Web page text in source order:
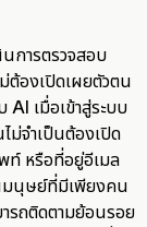
นการตรวจสอบ
ต้องเปิดเผยตัวตน
AI เมื่อเข้าสู่ระบบ
ม่จำเป็นต้องเปิด
ท์ หรือที่อยู่อีเมล
มนุษย์ที่มีเพียงคน
รถติดตามย้อนรอย